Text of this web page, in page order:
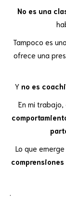
No es una
Tampoco es
ofrece una
Y no es
En mi trabajo,
Lo que